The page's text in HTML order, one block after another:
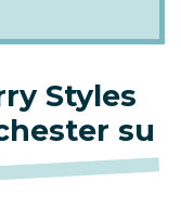
Styles
su